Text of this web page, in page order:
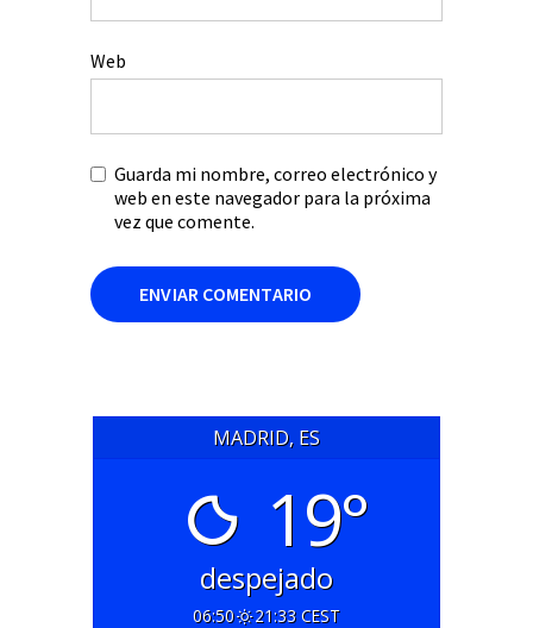
Web
Guarda mi nombre, correo electrónico y
web en este navegador para la próxima
vez que comente.
MADRID, ES
19°
despejado
06:50 21:33 CEST